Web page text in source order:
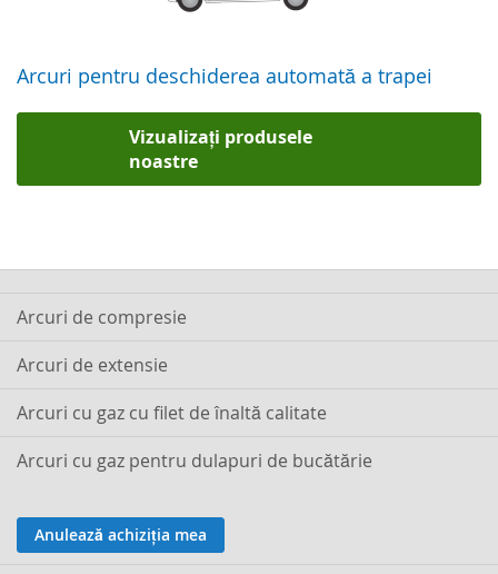
Arcuri pentru deschiderea automată a trapei
Vizualizați produsele
noastre
Arcuri de compresie
Arcuri de extensie
Arcuri cu gaz cu filet de înaltă calitate
Arcuri cu gaz pentru dulapuri de bucătărie
Anulează achiziția mea